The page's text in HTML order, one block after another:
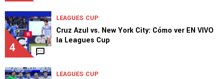
4
LEAGUES CUP
Cruz Azul vs. New York City: Cómo ver EN VIVO
la Leagues Cup
LEAGUES CUP